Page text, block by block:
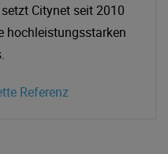
Citynet seit 2010
hochleistungsstarken
Referenz